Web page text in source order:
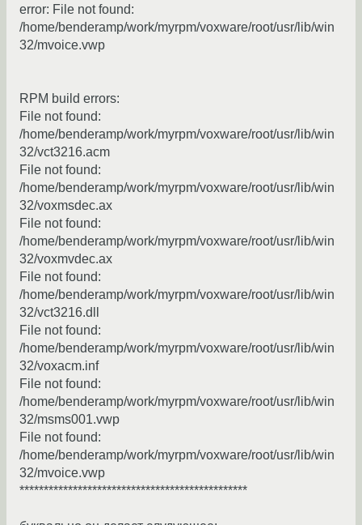
error: File not found:
/home/benderamp/work/myrpm/voxware/root/usr/lib/win
32/mvoice.vwp
RPM build errors:
File not found:
/home/benderamp/work/myrpm/voxware/root/usr/lib/win
32/vct3216.acm
File not found:
/home/benderamp/work/myrpm/voxware/root/usr/lib/win
32/voxmsdec.ax
File not found:
/home/benderamp/work/myrpm/voxware/root/usr/lib/win
32/voxmvdec.ax
File not found:
/home/benderamp/work/myrpm/voxware/root/usr/lib/win
32/vct3216.dll
File not found:
/home/benderamp/work/myrpm/voxware/root/usr/lib/win
32/voxacm.inf
File not found:
/home/benderamp/work/myrpm/voxware/root/usr/lib/win
32/msms001.vwp
File not found:
/home/benderamp/work/myrpm/voxware/root/usr/lib/win
32/mvoice.vwp
***********************************************